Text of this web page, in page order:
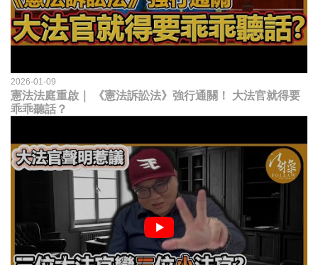
2026-01-09
憲法法庭重啟｜ 《憲法訴訟法》強行通關！ 大法官就得要
乖乖聽話？